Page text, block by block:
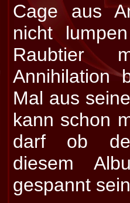
Cage aus
nicht
Raubtier
Annihilation
Mal aus
kann schon
darf ob
diesem
gespannt